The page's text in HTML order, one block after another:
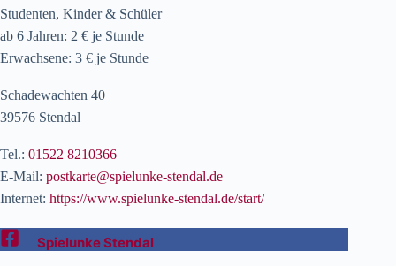
Studenten, Kinder & Schüler
ab 6 Jahren: 2 € je Stunde
Erwachsene: 3 € je Stunde
Schadewachten 40
39576 Stendal
Tel.: 01522 8210366
E-Mail: postkarte@spielunke-stendal.de
Internet: https://www.spielunke-stendal.de/start/
Spielunke Stendal